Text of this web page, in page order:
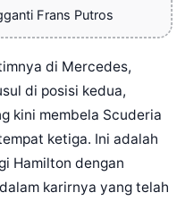
Frans Putros
di Mercedes,
di posisi kedua,
kini membela Scuderia
ketiga. Ini adalah
Hamilton dengan
karirnya yang telah